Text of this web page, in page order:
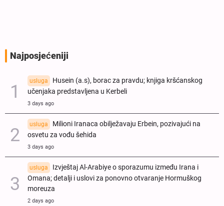
Najposjećeniji
usluga
Husein (a.s), borac za pravdu; knjiga kršćanskog
učenjaka predstavljena u Kerbeli
3 days ago
usluga
Milioni Iranaca obilježavaju Erbein, pozivajući na
osvetu za vođu šehida
3 days ago
usluga
Izvještaj Al-Arabiye o sporazumu između Irana i
Omana; detalji i uslovi za ponovno otvaranje Hormuškog
moreuza
2 days ago